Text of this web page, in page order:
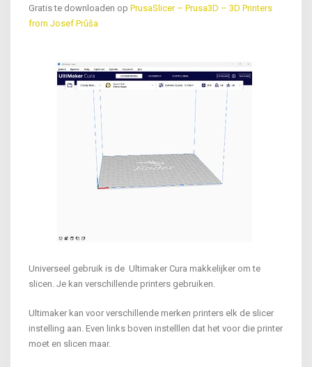
Gratis te downloaden opPrusaSlicer – Prusa3D – 3D Printers
from Josef Průša
Universeel gebruik is de Ultimaker Cura makkelijker om te
slicen. Je kan verschillende printers gebruiken.
Ultimaker kan voor verschillende merken printers elk de slicer
instelling aan. Even links boven instelllen dat het voor die printer
moet en slicen maar.